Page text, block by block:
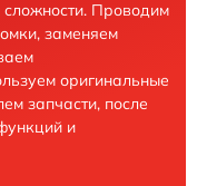
Проводим
заменяем
оригинальные
запчасти, после
и